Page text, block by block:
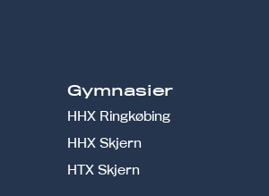
Gymnasier
HHX Ringkøbing
HHX Skjern
HTX Skjern